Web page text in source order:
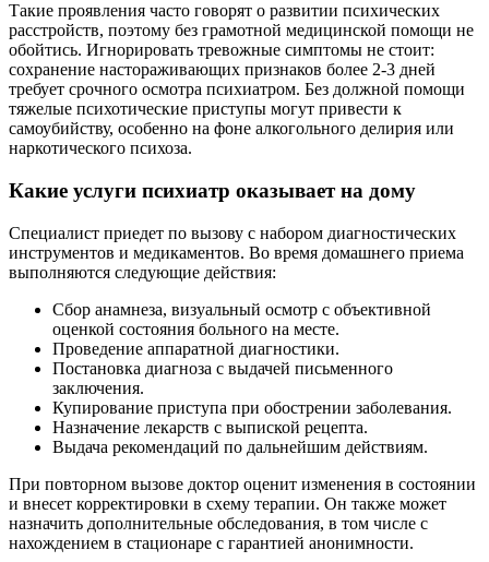
Такие проявления часто говорят о развитии психических
расстройств, поэтому без грамотной медицинской помощи не
обойтись. Игнорировать тревожные симптомы не стоит:
сохранение настораживающих признаков более 2-3 дней
требует срочного осмотра психиатром. Без должной помощи
тяжелые психотические приступы могут привести к
самоубийству, особенно на фоне алкогольного делирия или
наркотического психоза.
Какие услуги психиатр оказывает на дому
Специалист приедет по вызову с набором диагностических
инструментов и медикаментов. Во время домашнего приема
выполняются следующие действия:
Сбор анамнеза, визуальный осмотр с объективной
оценкой состояния больного на месте.
Проведение аппаратной диагностики.
Постановка диагноза с выдачей письменного
заключения.
Купирование приступа при обострении заболевания.
Назначение лекарств с выпиской рецепта.
Выдача рекомендаций по дальнейшим действиям.
При повторном вызове доктор оценит изменения в состоянии
и внесет корректировки в схему терапии. Он также может
назначить дополнительные обследования, в том числе с
нахождением в стационаре с гарантией анонимности.